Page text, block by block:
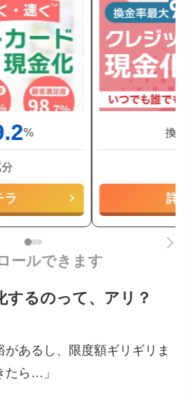
%
分
ラ
換金
詳
ールできます
するのって、アリ？
があるし、限度額ギリギリま
たら…」